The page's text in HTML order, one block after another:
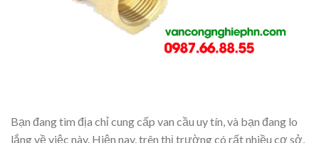
Bạn đang tìm địa chỉ cung cấp van cầu uy tín, và bạn đang lo
lắng về việc này. Hiện nay, trên thị trường có rất nhiều cơ sở,